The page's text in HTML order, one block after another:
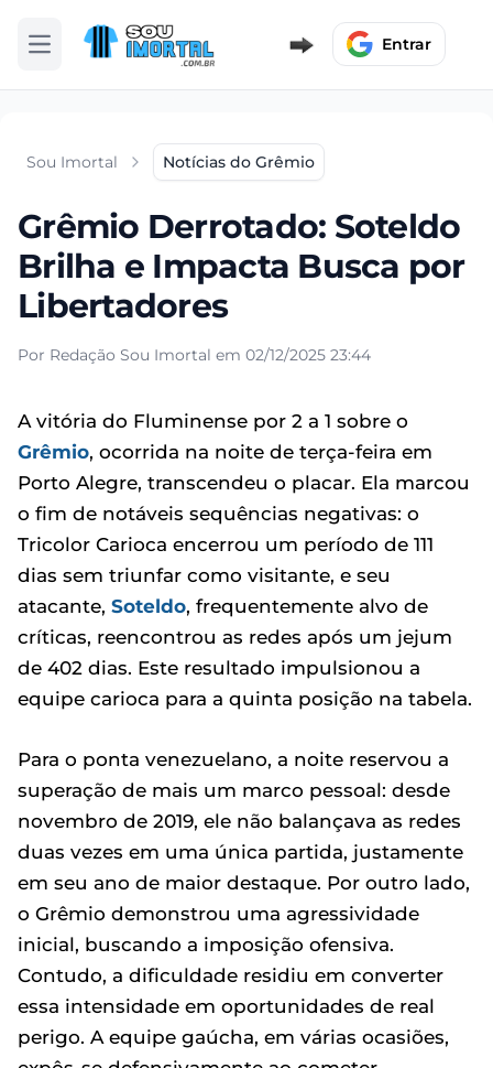
Abrir menu Entrar
Sou Imortal Notícias do Grêmio
Grêmio Derrotado: Soteldo
Brilha e Impacta Busca por
Libertadores
Por Redação Sou Imortal em 02/12/2025 23:44
A vitória do Fluminense por 2 a 1 sobre o
Grêmio, ocorrida na noite de terça-feira em
Porto Alegre, transcendeu o placar. Ela marcou
o fim de notáveis sequências negativas: o
Tricolor Carioca encerrou um período de 111
dias sem triunfar como visitante, e seu
atacante, Soteldo, frequentemente alvo de
críticas, reencontrou as redes após um jejum
de 402 dias. Este resultado impulsionou a
equipe carioca para a quinta posição na tabela.
Para o ponta venezuelano, a noite reservou a
superação de mais um marco pessoal: desde
novembro de 2019, ele não balançava as redes
duas vezes em uma única partida, justamente
em seu ano de maior destaque. Por outro lado,
o Grêmio demonstrou uma agressividade
inicial, buscando a imposição ofensiva.
Contudo, a dificuldade residiu em converter
essa intensidade em oportunidades de real
perigo. A equipe gaúcha, em várias ocasiões,